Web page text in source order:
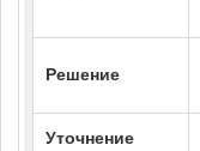
Решение
Уточнение